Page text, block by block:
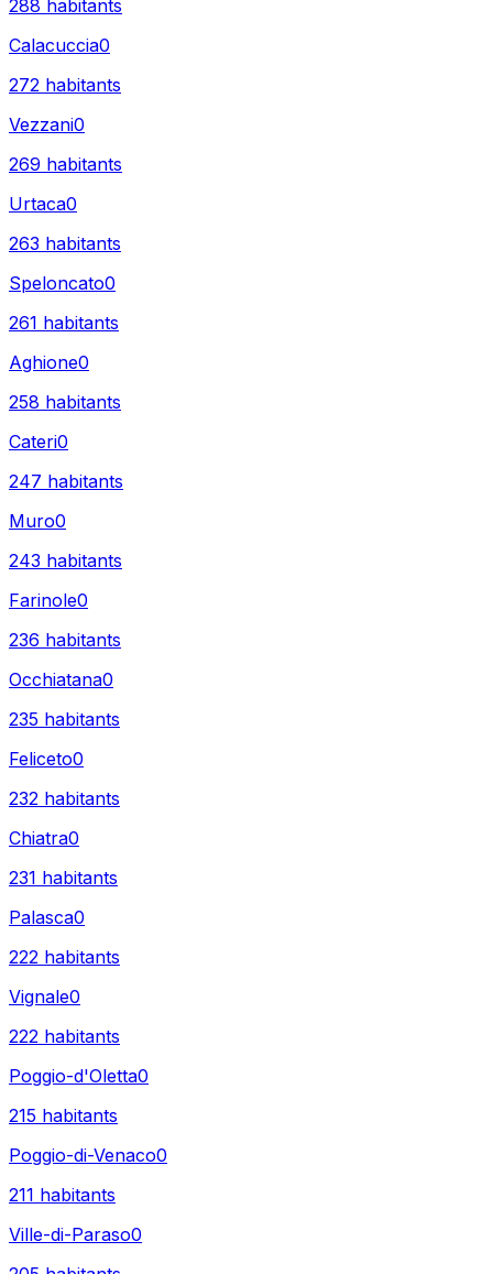
288 habitants
Calacuccia0
272 habitants
Vezzani0
269 habitants
Urtaca0
263 habitants
Speloncato0
261 habitants
Aghione0
258 habitants
Cateri0
247 habitants
Muro0
243 habitants
Farinole0
236 habitants
Occhiatana0
235 habitants
Feliceto0
232 habitants
Chiatra0
231 habitants
Palasca0
222 habitants
Vignale0
222 habitants
Poggio-d'Oletta0
215 habitants
Poggio-di-Venaco0
211 habitants
Ville-di-Paraso0